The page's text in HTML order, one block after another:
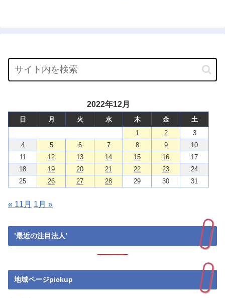
2022年12月
日 月 火 水 木 金
土
1
2
3
4
5 6 7 8 9
10
11
12 13 14 15 16
17
18
19 20 21 22 23
24
25
26 27 28 29 30 31
« 11月 1月 »
’最近の注目法人’
地域ページpickup